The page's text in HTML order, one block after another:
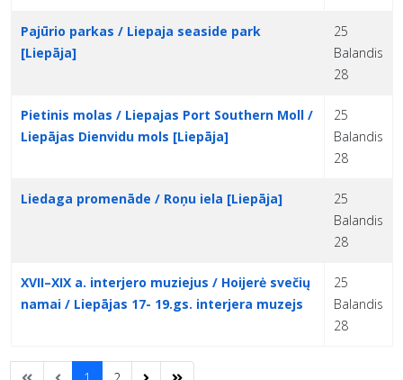
Pajūrio parkas / Liepaja seaside park
[Liepāja]
25
Balandis
28
Pietinis molas / Liepajas Port Southern Moll /
Liepājas Dienvidu mols [Liepāja]
25
Balandis
28
Liedaga promenāde / Roņu iela [Liepāja]
25
Balandis
28
XVII–XIX a. interjero muziejus / Hoijerė svečių
namai / Liepājas 17- 19.gs. interjera muzejs
25
Balandis
28